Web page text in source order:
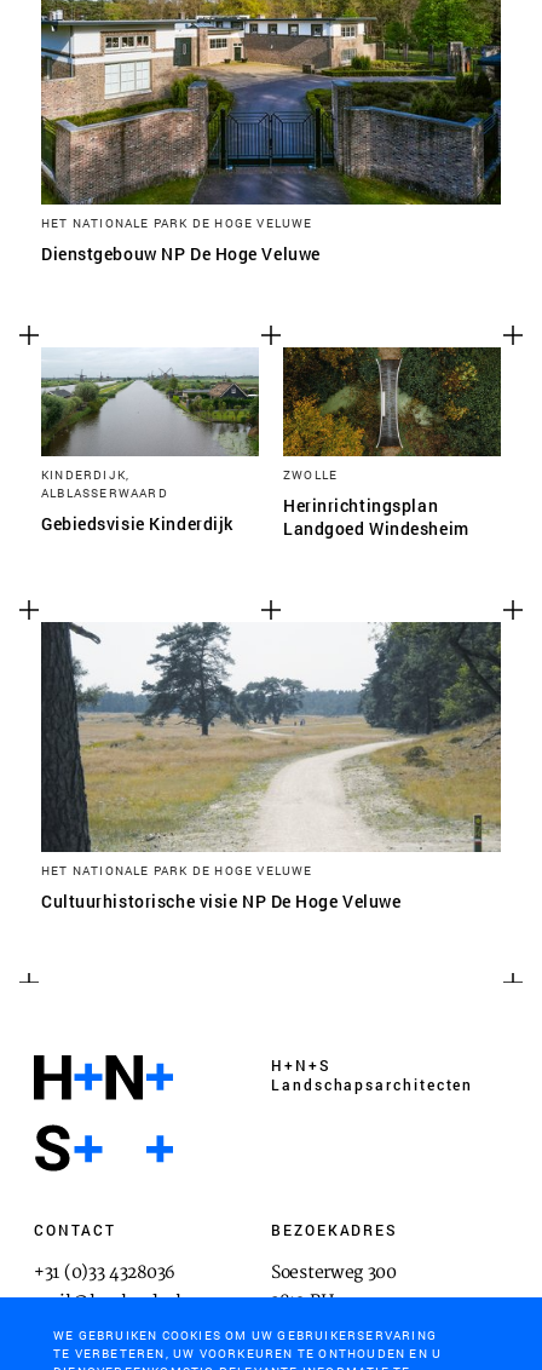
HET NATIONALE PARK DE HOGE VELUWE
Dienstgebouw NP De Hoge Veluwe
KINDERDIJK,
ALBLASSERWAARD
Gebiedsvisie Kinderdijk
ZWOLLE
Herinrichtingsplan
Landgoed Windesheim
HET NATIONALE PARK DE HOGE VELUWE
Cultuurhistorische visie NP De Hoge Veluwe
H+N+S
Landschaps­architecten
CONTACT
+31 (0)33 4328036
mail@hnsland.nl
BEZOEKADRES
Soesterweg 300
3812 BH
Amersfoort
WE GEBRUIKEN COOKIES OM UW GEBRUIKERSERVARING
TE VERBETEREN, UW VOORKEUREN TE ONTHOUDEN EN U